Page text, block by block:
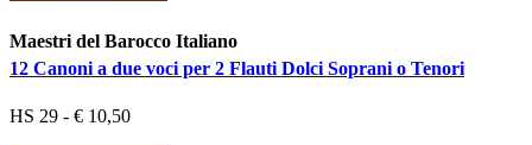
Maestri del Barocco Italiano
12 Canoni a due voci per 2 Flauti Dolci Soprani o Tenori
HS 29 - € 10,50